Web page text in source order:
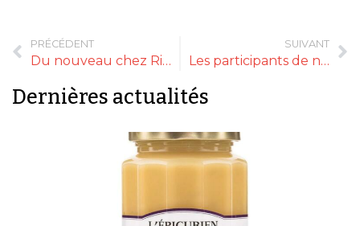
PRÉCÉDENT
Du nouveau chez Riviera & Bar
SUIVANT
Les participants de notre jeu concours
Dernières actualités